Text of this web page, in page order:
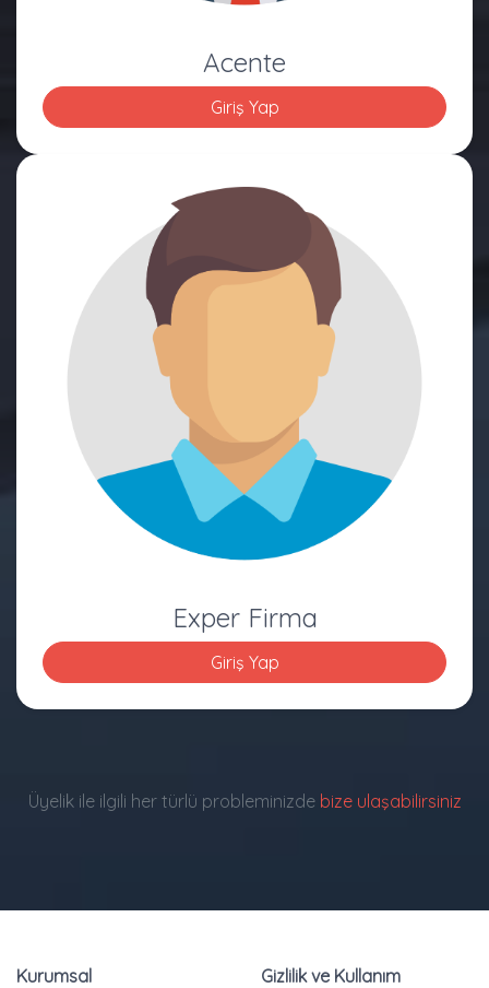
Acente
Giriş Yap
Exper Firma
Giriş Yap
Üyelik ile ilgili her türlü probleminizde bize ulaşabilirsiniz
Kurumsal
Gizlilik ve Kullanım